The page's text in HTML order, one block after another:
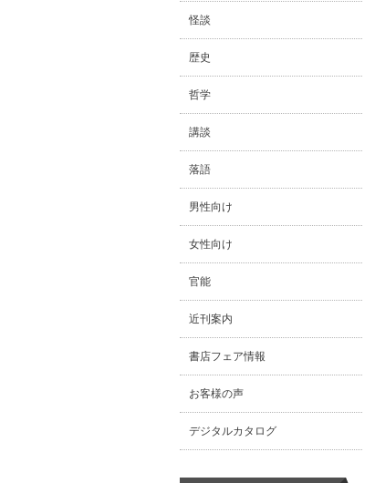
怪談
歴史
哲学
講談
落語
男性向け
女性向け
官能
近刊案内
書店フェア情報
お客様の声
デジタルカタログ